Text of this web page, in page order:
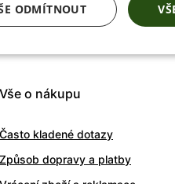
Váš e-mail
Vše o nákupu
Často kladené dotazy
Způsob dopravy a platby
ODMÍTNOUT